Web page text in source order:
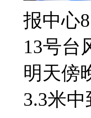
报中心
13号台
明天傍
3.3米